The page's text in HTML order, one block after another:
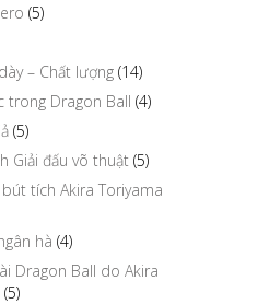
(5)
– Chất lượng (14)
trong Dragon Ball (4)
(5)
Giải đấu võ thuật (5)
tích Akira Toriyama
hà (4)
Dragon Ball do Akira
(5)